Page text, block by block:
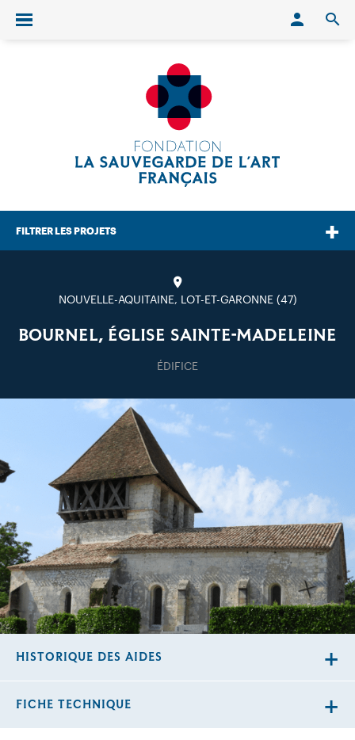
Ouvrir/fermer le menu
FILTRER LES PROJETS
NOUVELLE-AQUITAINE, LOT-ET-GARONNE (47)
BOURNEL, ÉGLISE SAINTE-MADELEINE
ÉDIFICE
HISTORIQUE DES AIDES
FICHE TECHNIQUE